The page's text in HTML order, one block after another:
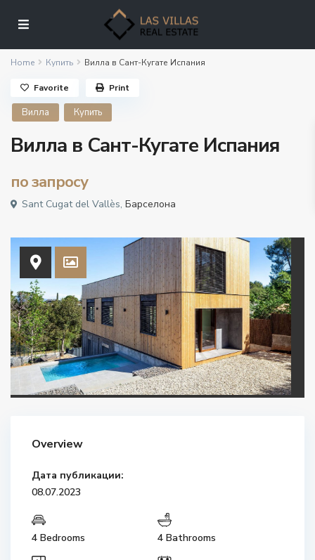
Home Купить Вилла в Сант-Кугате Испания
Вилла Купить
Вилла в Сант-Кугате Испания
по запросу
Sant Cugat del Vallès,Барселона
Favorite Print
Overview
Дата публикации:
08.07.2023
4 Bedrooms 4 Bathrooms